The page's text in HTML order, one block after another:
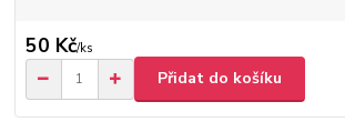
50 Kč/ks
Přidat do košíku